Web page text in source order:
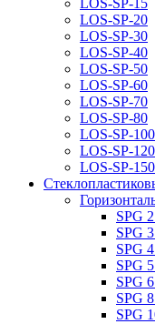
LOS-SP-15
LOS-SP-20
LOS-SP-30
LOS-SP-40
LOS-SP-50
LOS-SP-60
LOS-SP-70
LOS-SP-80
LOS-SP-100
LOS-SP-120
LOS-SP-150
SPG
SPG
SPG
SPG
SPG
SPG
SPG